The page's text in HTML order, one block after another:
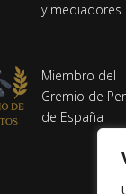
y mediadores
Miembro del
Gremio de
de España